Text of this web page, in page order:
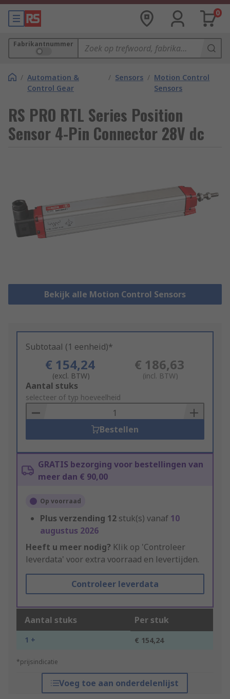
0
Fabrikantnummer
/ Automation &
Control Gear
/ Sensors / Motion Control
Sensors
RS PRO RTL Series Position
Sensor 4-Pin Connector 28V dc
Bekijk alle Motion Control Sensors
Subtotaal (1 eenheid)*
€ 154,24
(excl. BTW)
€ 186,63
(incl. BTW)
Add
to
Basket
Aantal stuks
selecteer of typ hoeveelheid
Bestellen
GRATIS bezorging voor bestellingen van
meer dan € 90,00
Op voorraad
Plus verzending 12 stuk(s) vanaf 10
augustus 2026
Heeft u meer nodig? Klik op 'Controleer
leverdata' voor extra voorraad en levertijden.
Controleer leverdata
Aantal stuks Per stuk
1 + € 154,24
*prijsindicatie
Voeg toe aan onderdelenlijst